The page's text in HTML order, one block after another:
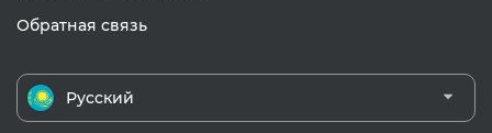
Обратная связь
Русский